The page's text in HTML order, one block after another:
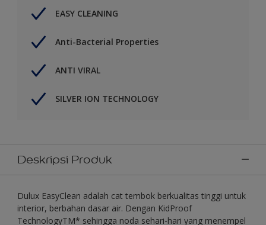
EASY CLEANING
Anti-Bacterial Properties
ANTI VIRAL
SILVER ION TECHNOLOGY
Deskripsi Produk
Dulux EasyClean adalah cat tembok berkualitas tinggi untuk
interior, berbahan dasar air. Dengan KidProof
TechnologyTM* sehingga noda sehari-hari yang menempel